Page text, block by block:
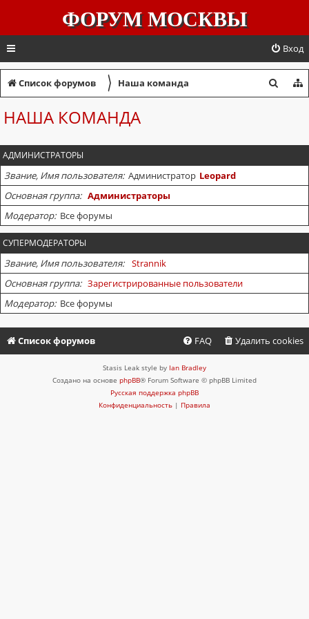
ФОРУМ МОСКВЫ
Вход
Список форумов 〉 Наша команда
с
НАША КОМАНДА
АДМИНИСТРАТОРЫ
Звание, Имя пользователя Администратор Leopard
Основная группа
Администраторы
Модератор Все форумы
СУПЕРМОДЕРАТОРЫ
Звание, Имя пользователя
Strannik
Основная группа
Зарегистрированные пользователи
Модератор Все форумы
Список форумов Удалить cookies
FAQ
Stasis Leak style by Ian Bradley
Создано на основе phpBB® Forum Software © phpBB Limited
Русская поддержка phpBB
Конфиденциальность | Правила